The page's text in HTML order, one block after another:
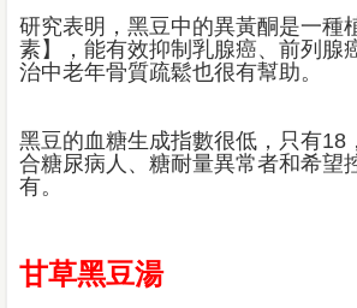
研究表明，黑豆中的異黃酮是一種
素】，能有效抑制乳腺癌、前列腺
治中老年骨質疏鬆也很有幫助。
黑豆的血糖生成指數很低，只有18
合糖尿病人、糖耐量異常者和希望
有。
甘草黑豆湯